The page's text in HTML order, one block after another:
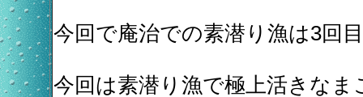
今回で庵治での素潜り漁は3回
今回は素潜り漁で極上活きな